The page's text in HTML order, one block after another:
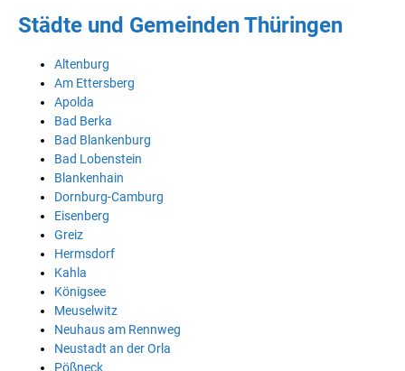
Städte und Gemeinden Thüringen
Altenburg
Am Ettersberg
Apolda
Bad Berka
Bad Blankenburg
Bad Lobenstein
Blankenhain
Dornburg-Camburg
Eisenberg
Greiz
Hermsdorf
Kahla
Königsee
Meuselwitz
Neuhaus am Rennweg
Neustadt an der Orla
Pößneck